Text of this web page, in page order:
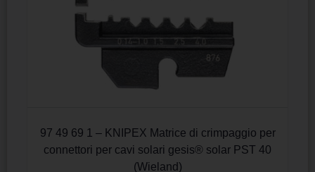
97 49 69 1 – KNIPEX Matrice di crimpaggio per
connettori per cavi solari gesis® solar PST 40
(Wieland)